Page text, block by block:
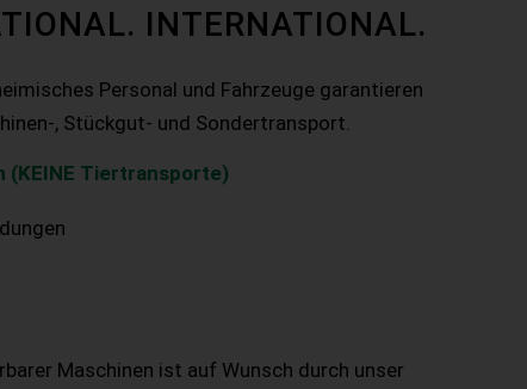
INTERNATIONAL.
Personal und Fahrzeuge garantieren
, Stückgut- und Sondertransport.
(KEINE Tiertransporte)
Maschinen ist auf Wunsch durch unser